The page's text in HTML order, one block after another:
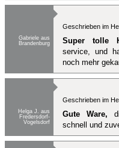
Gabriele aus
Brandenburg
Geschrieben im
Super tolle
service, und
noch mehr
Helga J. aus
Fredersdorf-
Vogelsdorf
Geschrieben im
Gute Ware,
schnell und